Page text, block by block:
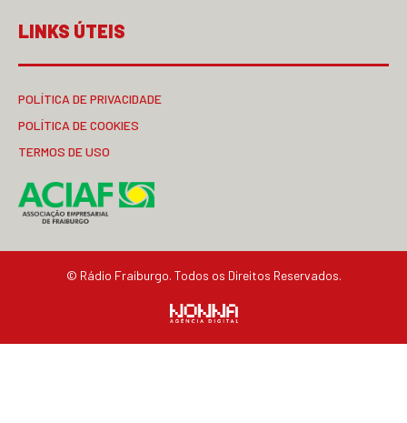
LINKS ÚTEIS
POLÍTICA DE PRIVACIDADE
POLÍTICA DE COOKIES
TERMOS DE USO
© Rádio Fraiburgo. Todos os Direitos Reservados.